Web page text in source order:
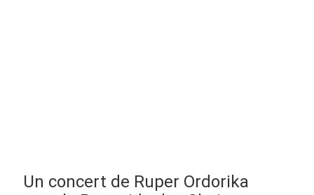
Un concert de Ruper Ordorika